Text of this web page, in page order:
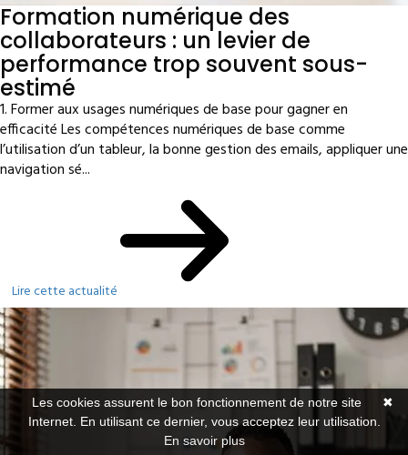
Formation numérique des
collaborateurs : un levier de
performance trop souvent sous-
estimé
1. Former aux usages numériques de base pour gagner en
efficacité Les compétences numériques de base comme
l’utilisation d’un tableur, la bonne gestion des emails, appliquer une
navigation sé...
Lire cette actualité
✖
Les cookies assurent le bon fonctionnement de notre site
Internet. En utilisant ce dernier, vous acceptez leur utilisation.
En savoir plus